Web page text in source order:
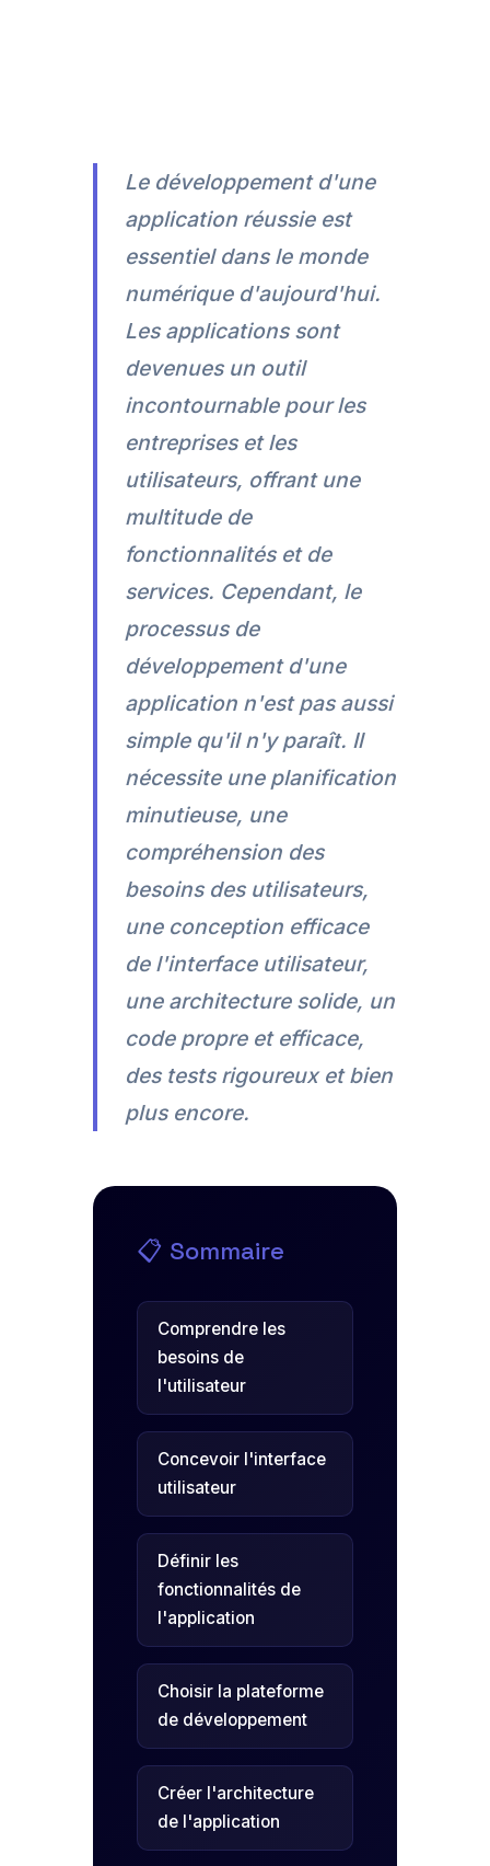
Le développement d'une
application réussie est
essentiel dans le monde
numérique d'aujourd'hui.
Les applications sont
devenues un outil
incontournable pour les
entreprises et les
utilisateurs, offrant une
multitude de
fonctionnalités et de
services. Cependant, le
processus de
développement d'une
application n'est pas aussi
simple qu'il n'y paraît. Il
nécessite une planification
minutieuse, une
compréhension des
besoins des utilisateurs,
une conception efficace
de l'interface utilisateur,
une architecture solide, un
code propre et efficace,
des tests rigoureux et bien
plus encore.
📋 Sommaire
Comprendre les
besoins de
l'utilisateur
Concevoir l'interface
utilisateur
Définir les
fonctionnalités de
l'application
Choisir la plateforme
de développement
Créer l'architecture
de l'application